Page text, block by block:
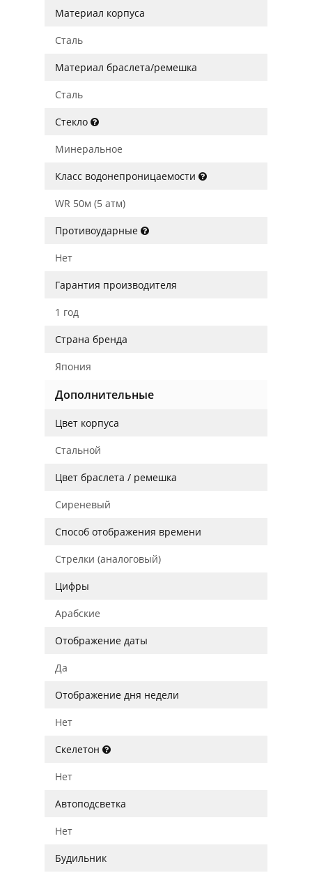
Материал корпуса
Сталь
Материал браслета/ремешка
Сталь
Стекло
Минеральное
Класс водонепроницаемости
WR 50м (5 атм)
Противоударные
Нет
Гарантия производителя
1 год
Страна бренда
Япония
Дополнительные
Цвет корпуса
Стальной
Цвет браслета / ремешка
Сиреневый
Способ отображения времени
Стрелки (аналоговый)
Цифры
Арабские
Отображение даты
Да
Отображение дня недели
Нет
Скелетон
Нет
Автоподсветка
Нет
Будильник